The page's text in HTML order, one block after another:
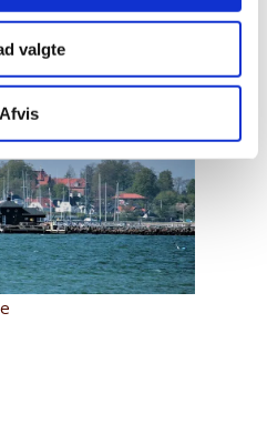
valgte
Afvis